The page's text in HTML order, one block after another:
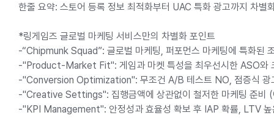
한줄 요약: 스토어 등록 정보 최적화부터 UAC 특화 광고까지 차별
*링게임즈 글로벌 마케팅 서비스만의 차별화 포인트
-“Chipmunk Squad”: 글로벌 마케팅, 퍼포먼스 마케팅에 특화된
-"Product-Market Fit": 게임과 마켓 특성을 최우선시한 ASO와
-"Conversion Optimization": 무조건 A/B 테스트 NO, 점증식 광
-"Creative Settings": 집행금액에 상관없이 철저한 마케팅 준비
-"KPI Management": 안정성과 효율성 확보 후 IAP 확률, LTV 높